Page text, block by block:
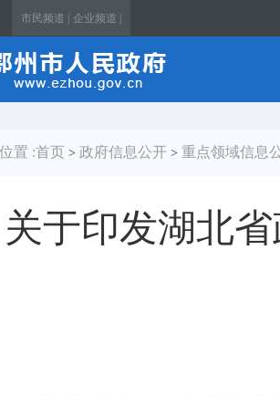
市民频道 | 企业频道 |
置 :首页 > 政府信息公开 > 重点领域信息
关于印发湖北